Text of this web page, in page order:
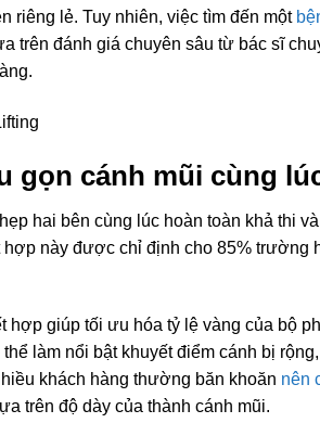
riêng lẻ. Tuy nhiên, việc tìm đến một
trên đánh giá chuyên sâu từ bác sĩ
gọn cánh mũi cùng
hai bên cùng lúc hoàn toàn khả thi
này được chỉ định cho 85% trường
giúp tối ưu hóa tỷ lệ vàng của bộ
làm nổi bật khuyết điểm cánh bị
khách hàng thường băn khoăn nên
trên độ dày của thành cánh mũi.